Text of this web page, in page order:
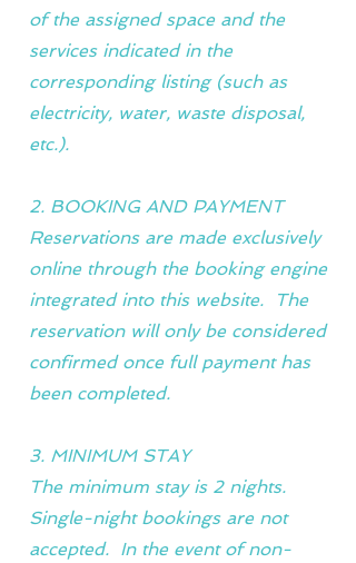
of the assigned space and the
services indicated in the
corresponding listing (such as
electricity, water, waste disposal,
etc.).
2. BOOKING AND PAYMENT
Reservations are made exclusively
online through the booking engine
integrated into this website. The
reservation will only be considered
confirmed once full payment has
been completed.
3. MINIMUM STAY
The minimum stay is 2 nights.
Single-night bookings are not
accepted. In the event of non-